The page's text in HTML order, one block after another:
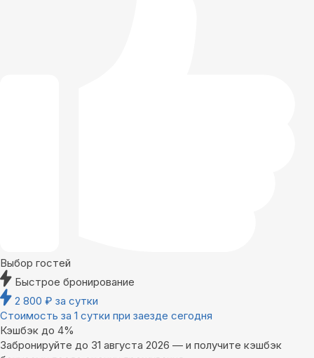
Выбор гостей
Быстрое бронирование
2 800 ₽ за сутки
Стоимость за 1 сутки при заезде сегодня
Кэшбэк до 4%
Забронируйте до 31 августа 2026 — и получите кэшбэк